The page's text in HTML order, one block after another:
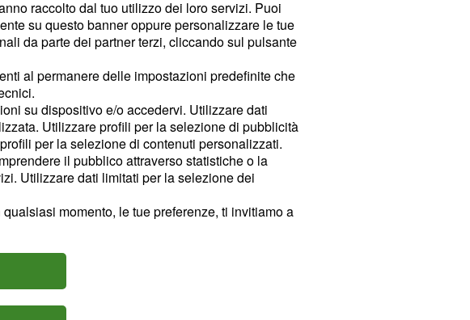
raccolto dal tuo utilizzo dei loro servizi. Puoi
su questo banner oppure personalizzare le tue
da parte dei partner terzi, cliccando sul pulsante
al permanere delle impostazioni predefinite che
su dispositivo e/o accedervi. Utilizzare dati
Utilizzare profili per la selezione di pubblicità
per la selezione di contenuti personalizzati.
il pubblico attraverso statistiche o la
Utilizzare dati limitati per la selezione dei
momento, le tue preferenze, ti invitiamo a